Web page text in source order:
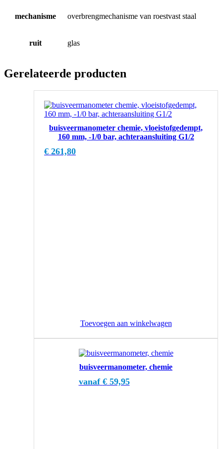
mechanisme overbrengmechanisme van roestvast staal
ruit glas
Gerelateerde producten
buisveermanometer chemie, vloeistofgedempt,
160 mm, -1/0 bar, achteraansluiting G1/2
€ 261,80
Toevoegen aan winkelwagen
buisveermanometer, chemie
vanaf €59,95
Dit
heeft
meerdere
variaties.